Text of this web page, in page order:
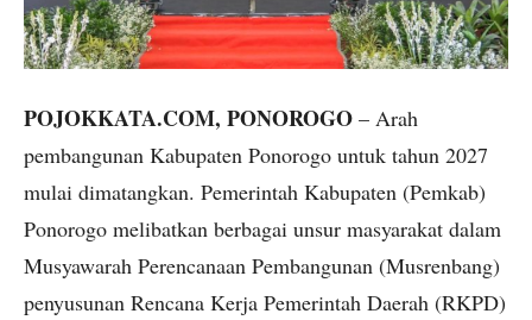
POJOKKATA.COM, PONOROGO – Arah
pembangunan Kabupaten Ponorogo untuk tahun 2027
mulai dimatangkan. Pemerintah Kabupaten (Pemkab)
Ponorogo melibatkan berbagai unsur masyarakat dalam
Musyawarah Perencanaan Pembangunan (Musrenbang)
penyusunan Rencana Kerja Pemerintah Daerah (RKPD)